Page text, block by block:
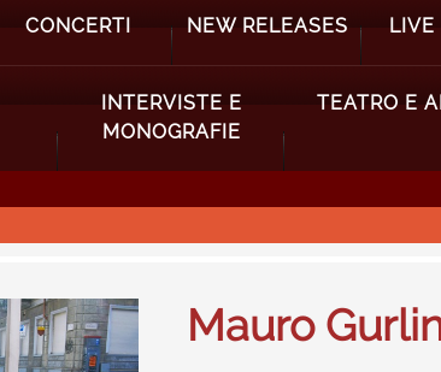
CONCERTI NEW RELEASES LIVE
INTERVISTE E
MONOGRAFIE
TEATRO E
Mauro